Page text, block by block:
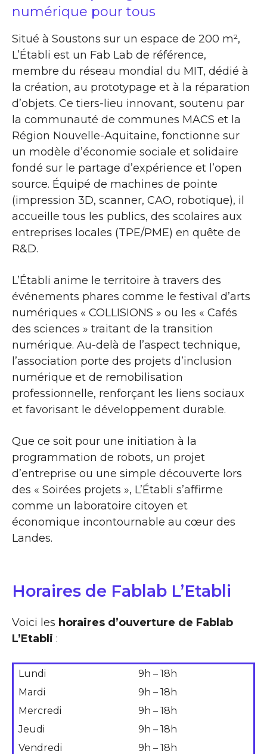
numérique pour tous
Situé à Soustons sur un espace de 200 m²,
L’Établi est un Fab Lab de référence,
membre du réseau mondial du MIT, dédié à
la création, au prototypage et à la réparation
d’objets. Ce tiers-lieu innovant, soutenu par
la communauté de communes MACS et la
Région Nouvelle-Aquitaine, fonctionne sur
un modèle d’économie sociale et solidaire
fondé sur le partage d’expérience et l’open
source. Équipé de machines de pointe
(impression 3D, scanner, CAO, robotique), il
accueille tous les publics, des scolaires aux
entreprises locales (TPE/PME) en quête de
R&D.
L’Établi anime le territoire à travers des
événements phares comme le festival d’arts
numériques « COLLISIONS » ou les « Cafés
des sciences » traitant de la transition
numérique. Au-delà de l’aspect technique,
l’association porte des projets d’inclusion
numérique et de remobilisation
professionnelle, renforçant les liens sociaux
et favorisant le développement durable.
Que ce soit pour une initiation à la
programmation de robots, un projet
d’entreprise ou une simple découverte lors
des « Soirées projets », L’Établi s’affirme
comme un laboratoire citoyen et
économique incontournable au cœur des
Landes.
Horaires de Fablab L’Etabli
Voici les horaires d’ouverture de Fablab
L’Etabli :
Lundi
9h – 18h
Mardi
9h – 18h
Mercredi
9h – 18h
Jeudi
9h – 18h
Vendredi
9h – 18h